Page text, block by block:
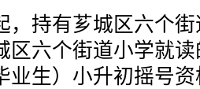
持有芗城区六个街
区六个街道小学就
业生）小升初摇号